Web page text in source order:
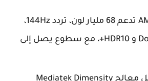
شاشة AMOLED تدعم 68 مليار لون، تردد 144Hz،
وتقنية Dolby Vision و HDR10+، مع سطوع يصل إلى
أداء قوي بفضل معالج Mediatek Dimensity